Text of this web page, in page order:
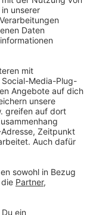
und
des
Albums
enge
betonte
die besondere
Er freut sich
und
hervorzuheben
den
seinem
sehr
ist.